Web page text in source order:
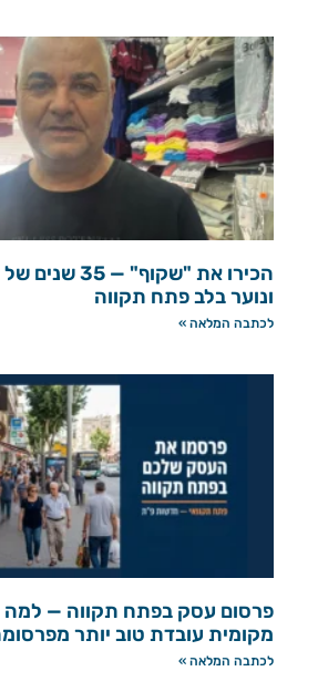
הכירו את "שקוף"
ונוער בלב פתח תקווה
לכתבה המלאה »
פרסום עסק בפתח תקווה — למה
מקומית עובדת טוב יותר
לכתבה המלאה »